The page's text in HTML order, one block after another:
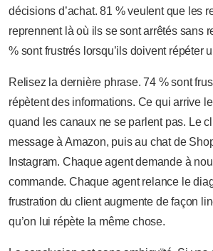
décisions d’achat. 81 % veulent que les
reprennent là où ils se sont arrêtés sans
% sont frustrés lorsqu’ils doivent répéter
Relisez la dernière phrase. 74 % sont
répètent des informations. Ce qui arrive
quand les canaux ne se parlent pas. Le
message à Amazon, puis au chat de
Instagram. Chaque agent demande à
commande. Chaque agent relance le
frustration du client augmente de façon
qu’on lui répète la même chose.